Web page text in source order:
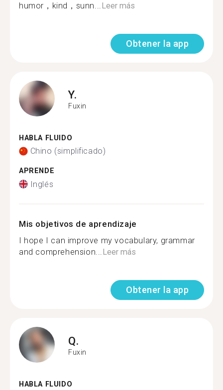
humor，kind，sunn... Leer más
Obtener la app
Y.
Fuxin
HABLA FLUIDO
Chino (simplificado)
APRENDE
Inglés
Mis objetivos de aprendizaje
I hope I can improve my vocabulary, grammar
and comprehension... Leer más
Obtener la app
Q.
Fuxin
HABLA FLUIDO